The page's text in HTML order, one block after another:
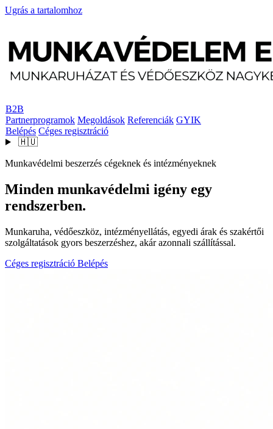
Ugrás a tartalomhoz
B2B
Partnerprogramok Megoldások Referenciák GYIK
Belépés Céges regisztráció
🇭🇺
Munkavédelmi beszerzés cégeknek és intézményeknek
Minden munkavédelmi igény egy
rendszerben.
Munkaruha, védőeszköz, intézményellátás, egyedi árak és szakértői
szolgáltatások gyors beszerzéshez, akár azonnali szállítással.
Céges regisztráció Belépés